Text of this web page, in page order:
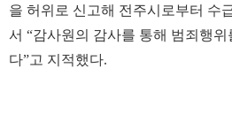
을 허위로 신고해 전주시로부터 수
서 “감사원의 감사를 통해 범죄행
다”고 지적했다.